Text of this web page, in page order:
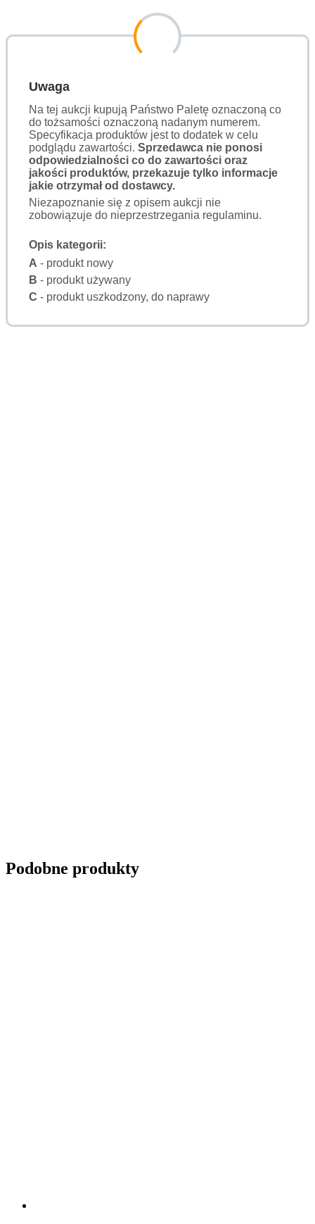
Uwaga
Na tej aukcji kupują Państwo Paletę oznaczoną co
do tożsamości oznaczoną nadanym numerem.
Specyfikacja produktów jest to dodatek w celu
podglądu zawartości. Sprzedawca nie ponosi
odpowiedzialności co do zawartości oraz
jakości produktów, przekazuje tylko informacje
jakie otrzymał od dostawcy.
Niezapoznanie się z opisem aukcji nie
zobowiązuje do nieprzestrzegania regulaminu.
Opis kategorii:
A - produkt nowy
B - produkt używany
C - produkt uszkodzony, do naprawy
Podobne produkty